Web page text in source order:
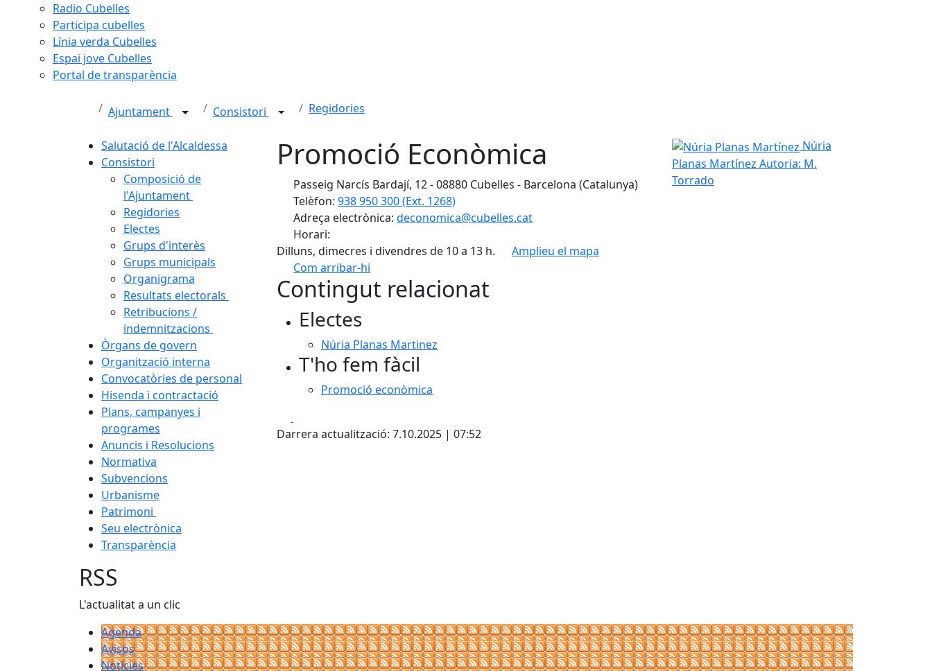
Radio Cubelles
Participa cubelles
Línia verda Cubelles
Espai jove Cubelles
Portal de transparència
Ajuntament Consistori Regidories
Salutació de l'Alcaldessa
Consistori
Composició de
l'Ajuntament
Regidories
Electes
Grups d'interès
Grups municipals
Organigrama
Resultats electorals
Retribucions /
indemnitzacions
Òrgans de govern
Organització interna
Convocatòries de personal
Hisenda i contractació
Plans, campanyes i
programes
Anuncis i Resolucions
Normativa
Subvencions
Urbanisme
Patrimoni
Seu electrònica
Transparència
Promoció Econòmica
Passeig Narcís Bardají, 12 - 08880 Cubelles - Barcelona (Catalunya)
Telèfon: 938 950 300 (Ext. 1268)
Adreça electrònica: deconomica@cubelles.cat
Horari:
Dilluns, dimecres i divendres de 10 a 13 h.
Amplieu el mapa
Com arribar-hi
+
Contingut relacionat
Electes
Núria Planas Martinez
T'ho fem fàcil
Promoció econòmica
Darrera actualització: 7.10.2025 | 07:52
Núria Planas Martínez
Núria
Planas Martínez Autoria: M.
Torrado
RSS
L'actualitat a un clic
Agenda
Avisos
Notícies